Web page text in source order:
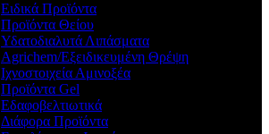
Ειδικά Προϊόντα
Προϊόντα Θείου
Υδατοδιαλυτά Λιπάσματα
Agrichem/Εξειδικευμένη Θρέψη
Ιχνοστοιχεία Αμινοξέα
Προϊόντα Gel
Εδαφοβελτιωτικά
Διάφορα Προϊόντα